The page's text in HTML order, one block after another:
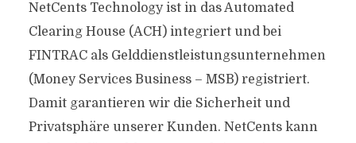
NetCents Technology ist in das Automated
Clearing House (ACH) integriert und bei
FINTRAC als Gelddienstleistungsunternehmen
(Money Services Business – MSB) registriert.
Damit garantieren wir die Sicherheit und
Privatsphäre unserer Kunden. NetCents kann